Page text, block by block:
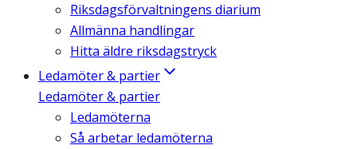
Riksdagsförvaltningens diarium
Allmänna handlingar
Hitta äldre riksdagstryck
Ledamöter & partier
Ledamöter & partier
Ledamöterna
Så arbetar ledamöterna